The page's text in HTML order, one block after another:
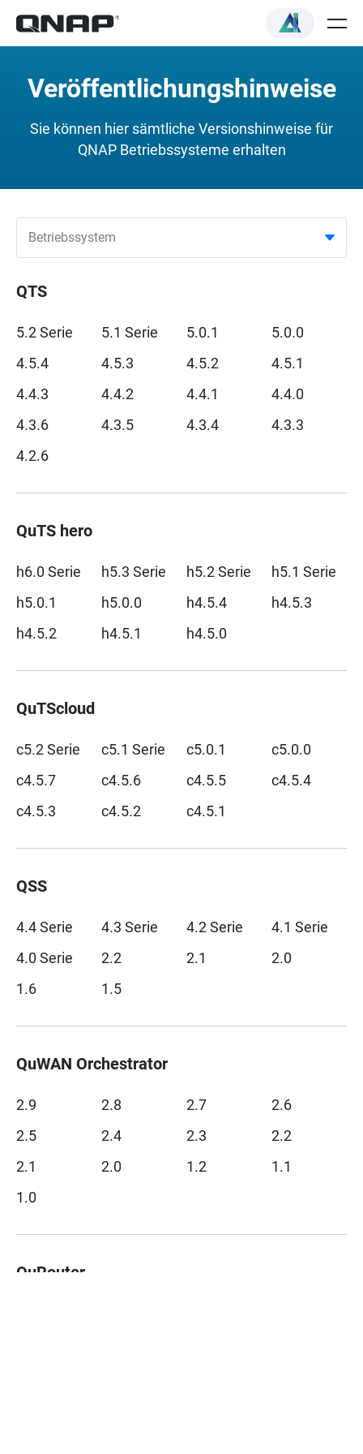
Veröffentlichungshinweise
Sie können hier sämtliche Versionshinweise für
QNAP Betriebssysteme erhalten
Betriebssystem
QTS
5.2 Serie 5.1 Serie 5.0.1
5.0.0
4.5.4
4.5.3 4.5.2
4.5.1
4.4.3
4.4.2 4.4.1
4.4.0
4.3.6
4.3.5 4.3.4
4.3.3
4.2.6
QuTS hero
h6.0 Serie h5.3 Serie h5.2 Serie
h5.1 Serie
h5.0.1
h5.0.0 h4.5.4
h4.5.3
h4.5.2
h4.5.1 h4.5.0
QuTScloud
c5.2 Serie c5.1 Serie c5.0.1
c5.0.0
c4.5.7
c4.5.6 c4.5.5
c4.5.4
c4.5.3
c4.5.2 c4.5.1
QSS
4.4 Serie 4.3 Serie 4.2 Serie
4.1 Serie
4.0 Serie
2.2 2.1
2.0
1.6
1.5
QuWAN Orchestrator
2.9 2.8 2.7
2.6
2.5
2.4 2.3
2.2
2.1
2.0 1.2
1.1
1.0
QuRouter